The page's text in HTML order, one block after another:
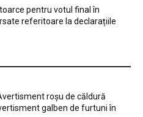
pentru votul final în
referitoare la declarațiile
roșu de căldură
galben de furtuni în